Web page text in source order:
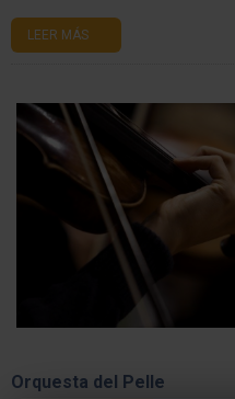
LEER MÁS
Orquesta del Pelle